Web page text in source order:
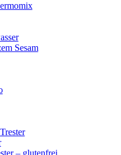
Sesam
– glutenfrei